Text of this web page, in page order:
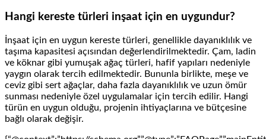
Hangi kereste türleri inşaat için en uygundur?
İnşaat için en uygun kereste türleri, genellikle dayanıklılık ve
taşıma kapasitesi açısından değerlendirilmektedir. Çam, ladin
ve köknar gibi yumuşak ağaç türleri, hafif yapıları nedeniyle
yaygın olarak tercih edilmektedir. Bununla birlikte, meşe ve
ceviz gibi sert ağaçlar, daha fazla dayanıklılık ve uzun ömür
sunması nedeniyle özel uygulamalar için tercih edilir. Hangi
türün en uygun olduğu, projenin ihtiyaçlarına ve bütçesine
bağlı olarak değişir.